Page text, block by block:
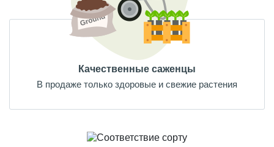
Качественные саженцы
В продаже только здоровые и свежие растения